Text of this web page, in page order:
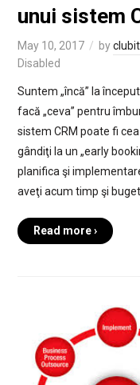
unui sistem
May 10, 2017 by
Disabled
Suntem „încă” la
facă „ceva” pentru
sistem CRM poate fi
gândiţi la un „early
planifica şi
aveţi acum timp şi
Read more ›